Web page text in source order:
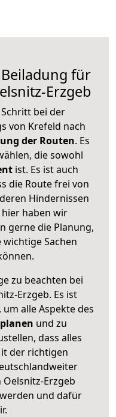
für
Erzgeb
bei der
von Krefeld nach
der Routen. Es
die sowohl
ist. Es ist auch
die Route frei von
Hindernissen
hier haben wir
gerne die Planung,
Sachen
zu beachten bei
Erzgeb. Es ist
alle Aspekte des
planen und zu
dass alles
der richtigen
Erzgeb
und dafür